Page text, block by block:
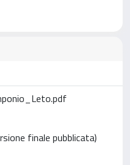
finale pubblicata)